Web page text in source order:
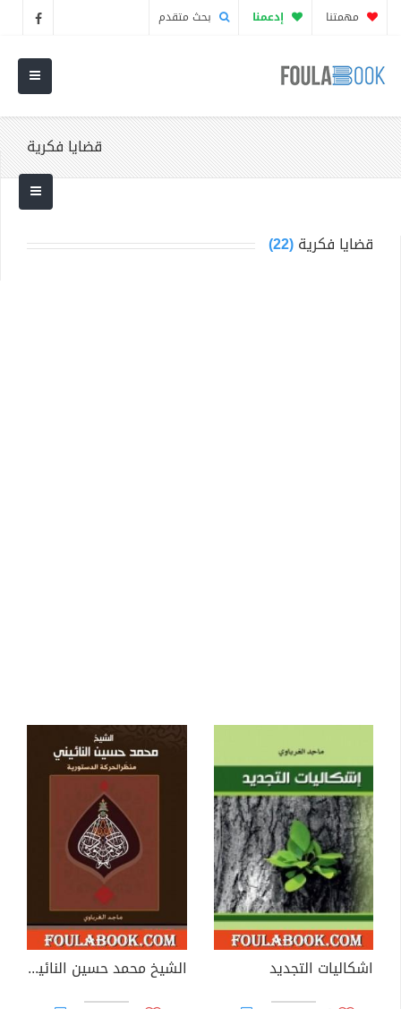
مهمتنا إدعمنا بحث متقدم
قضايا فكرية
قضايا فكرية(22)
اشكاليات التجديد
الشيخ محمد حسين النائيني - منظّر الحركة الدستورية